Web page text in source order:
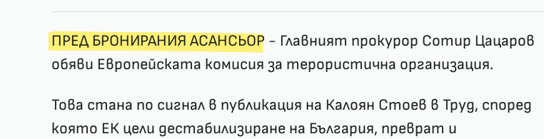
ПРЕД БРОНИРАНИЯ АСАНСЬОР - Главният прокурор Сотир Цацаров
обяви Европейската комисия за терористична организация.
Това стана по сигнал в публикация на Калоян Стоев в Труд, според
която ЕК цели дестабилизиране на България, преврат и